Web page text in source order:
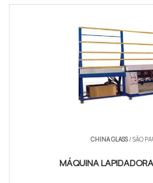
CHINA GLASS/ SÃO
MÁQUINA